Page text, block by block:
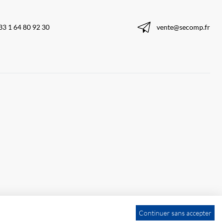
1 64 80 92 30 vente@secomp.fr
Continuer sans accepter